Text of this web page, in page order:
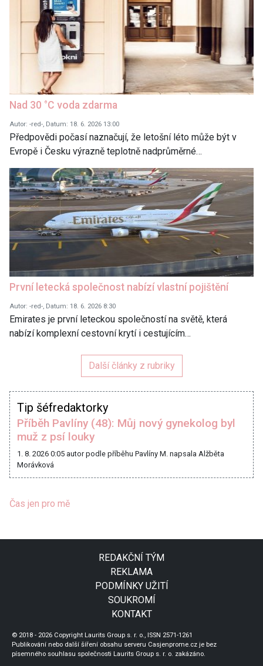
Nad 30 °C voda zdarma
Autor: -red-, Datum: 18. 6. 2026 13:00
Předpovědi počasí naznačují, že letošní léto může být v
Evropě i Česku výrazně teplotně nadprůměrné…
První letecká společnost nabízí vlastní pojištění
Autor: -red-, Datum: 18. 6. 2026 8:30
Emirates je první leteckou společností na světě, která
nabízí komplexní cestovní krytí i cestujícím…
Další články z rubriky
Tip šéfredaktorky
Příběh Pavlíny (48): Můj nový gynekolog byl
muž z psí louky
1. 8. 2026 0:05 autor podle příběhu Pavlíny M. napsala Alžběta
Morávková
Čas jen pro mě
REDAKČNÍ TÝM
REKLAMA
PODMÍNKY UŽITÍ
SOUKROMÍ
KONTAKT
© 2018 - 2026 Copyright Laurits Group s. r. o., ISSN 2571-1261
Publikování nebo další šíření obsahu serveru Casjenprome.cz je bez
písemného souhlasu společnosti Laurits Group s. r. o. zakázáno.